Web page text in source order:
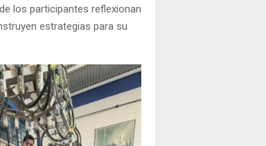
los participantes reflexionan
estrategias para su